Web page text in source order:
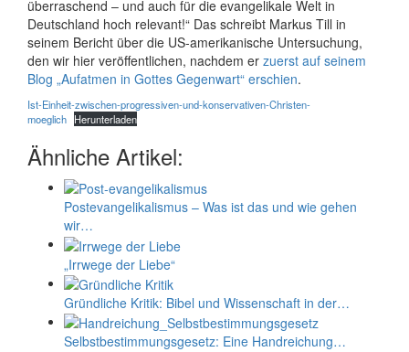
überraschend – und auch für die evangelikale Welt in
Deutschland hoch relevant!“ Das schreibt Markus Till in
seinem Bericht über die US-amerikanische Untersuchung,
den wir hier veröffentlichen, nachdem er zuerst auf seinem
Blog „Aufatmen in Gottes Gegenwart“ erschien.
Ist-Einheit-zwischen-progressiven-und-konservativen-Christen-
moeglich Herunterladen
Ähnliche Artikel:
Postevangelikalismus – Was ist das und wie gehen
wir…
„Irrwege der Liebe“
Gründliche Kritik: Bibel und Wissenschaft in der…
Selbstbestimmungs­­­­­­­gesetz: Eine Handreichung…